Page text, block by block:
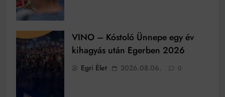
VINO – Kóstoló Ünnepe egy év
kihagyás után Egerben 2026
Egri Élet 2026.08.06. 0